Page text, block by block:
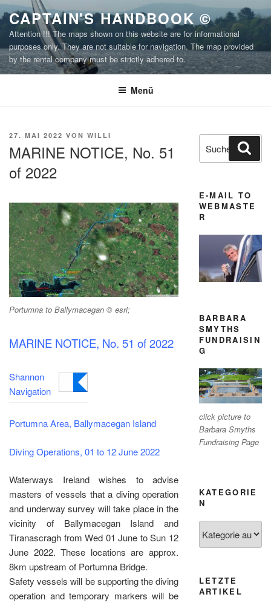
Zum
Inhalt
springen
CAPTAIN'S HANDBOOK ©
Attention !!! The maps shown on this website are for informational
purposes only. They are not suitable for navigation. The map provided
by the rental company must be strictly adhered to.
Menü
VERÖFFENTLICHT
27. MAI 2022 VON WILLI
MARINE NOTICE, No. 51
of 2022
Portumna to Ballymacegan © esri;
MARINE NOTICE, No. 51 of 2022
Shannon
Navigation
Portumna Area, Ballymacegan Island
Diving Operations, 01 to 12 June 2022
Waterways Ireland wishes to advise
masters of vessels that a diving operation
and underway survey will take place in the
vicinity of Ballymacegan Island and
Tiranascragh from Wed 01 June to Sun 12
June 2022. These locations are approx.
8km upstream of Portumna Bridge.
Safety vessels will be supporting the diving
operation and temporary markers will be
Suchen
nach:
E-MAIL TO
WEBMASTE
R
BARBARA
SMYTHS
FUNDRAISIN
G
click picture to
Barbara Smyths
Fundraising Page
KATEGORIE
N
LETZTE
ARTIKEL